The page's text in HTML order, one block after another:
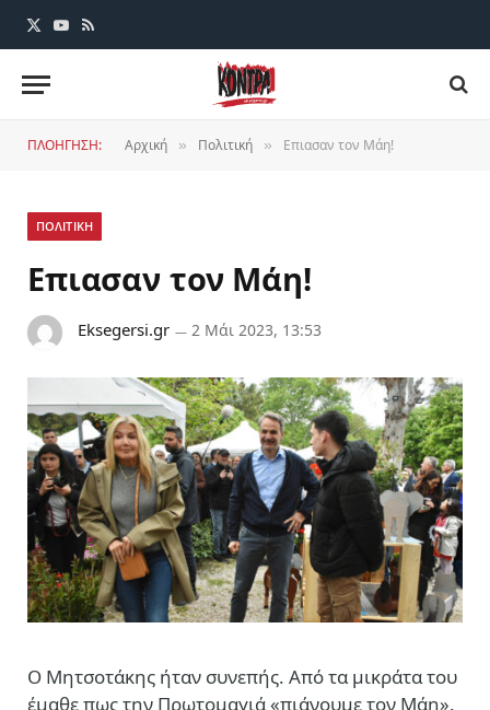
X
YouTube
RSS
ΠΛΟΗΓΗΣΗ: Αρχική » Πολιτική » Επιασαν τον Μάη!
ΠΟΛΙΤΙΚΗ
Επιασαν τον Μάη!
Eksegersi.gr 2 Μάι 2023, 13:53
Ο Μητσοτάκης ήταν συνεπής. Από τα μικράτα του
έμαθε πως την Πρωτομαγιά «πιάνουμε τον Μάη».